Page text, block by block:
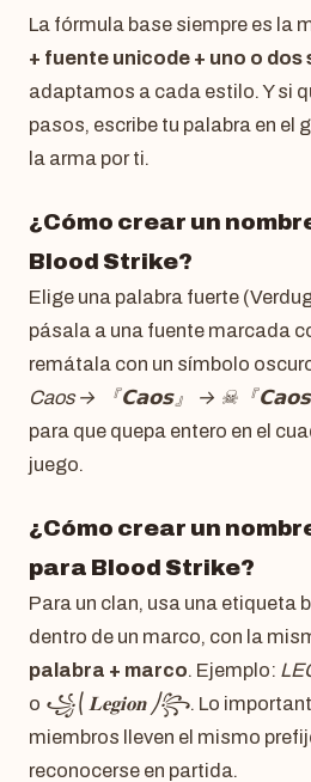
La fórmula base siempre es la
+ fuente unicode + uno o dos
adaptamos a cada estilo. Y si
pasos, escribe tu palabra en el
la arma por ti.
¿Cómo crear un
Blood Strike?
Elige una palabra fuerte
pásala a una fuente marcada
remátala con un símbolo
Caos → 『𝗖𝗮𝗼𝘀』 → ☠︎『𝗖𝗮𝗼𝘀
para que quepa entero en el
juego.
¿Cómo crear un
para Blood Strike?
Para un clan, usa una etiqueta
dentro de un marco, con la
palabra + marco. Ejemplo:
o ꧁⎝ 𝐋𝐞𝐠𝐢𝐨𝐧 ⎠꧂. Lo
miembros lleven el mismo
reconocerse en partida.